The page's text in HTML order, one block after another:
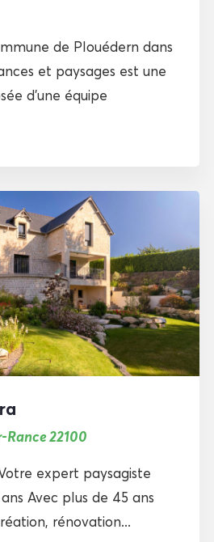
de Plouédern dans
et paysages est une
d’une équipe
22100
expert paysagiste
Avec plus de 45 ans
rénovation...